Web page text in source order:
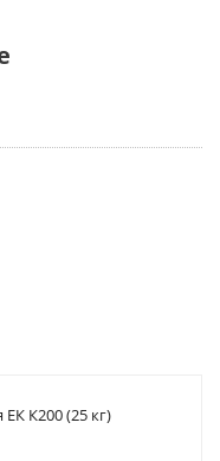
К200 (25 кг)